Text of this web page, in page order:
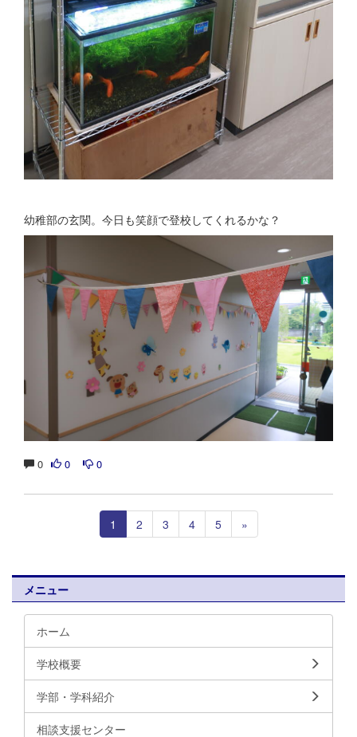
幼稚部の玄関。今日も笑顔で登校してくれるかな？
0 0 0
1 2 3 4 5 »
メニュー
ホーム
学校概要
学部・学科紹介
相談支援センター